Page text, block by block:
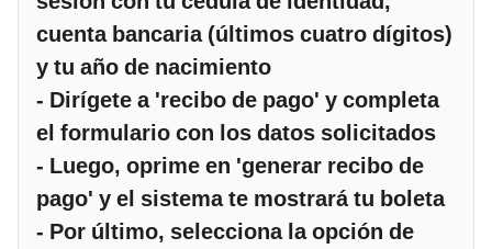
cuenta bancaria (últimos cuatro dígitos)
y tu año de nacimiento
- Dirígete a 'recibo de pago' y completa
el formulario con los datos solicitados
- Luego, oprime en 'generar recibo de
pago' y el sistema te mostrará tu boleta
- Por último, selecciona la opción de